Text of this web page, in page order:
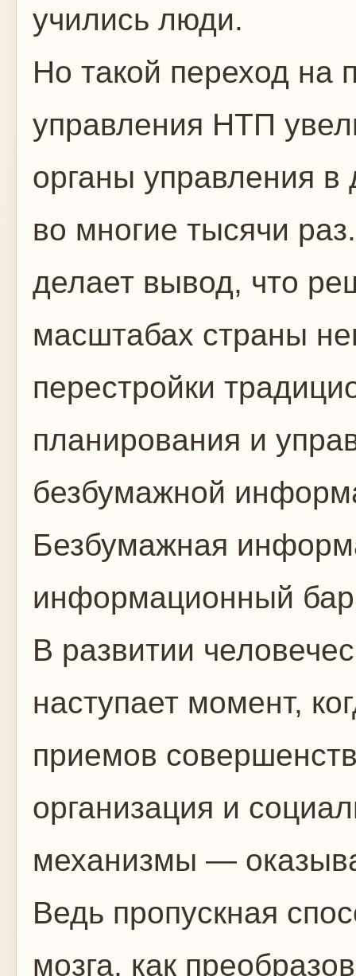
учились люди.
Но такой переход на
управления НТП
органы управления в
во многие тысячи
делает вывод, что
масштабах страны
перестройки
планирования и
безбумажной
Безбумажная
информационный
В развитии
наступает момент,
приемов
организация и
механизмы —
Ведь пропускная
мозга, как